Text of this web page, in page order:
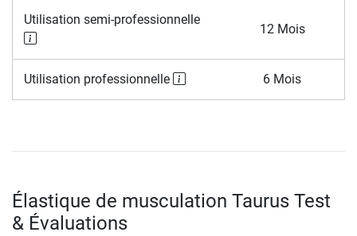
Utilisation semi-professionnelle
12 Mois
Utilisation professionnelle 6 Mois
Élastique de musculation Taurus Test
& Évaluations